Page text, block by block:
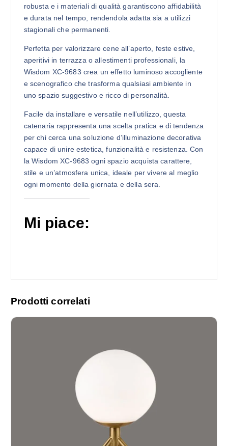
robusta e i materiali di qualità garantiscono affidabilità
e durata nel tempo, rendendola adatta sia a utilizzi
stagionali che permanenti.
Perfetta per valorizzare cene all’aperto, feste estive,
aperitivi in terrazza o allestimenti professionali, la
Wisdom XC-9683 crea un effetto luminoso accogliente
e scenografico che trasforma qualsiasi ambiente in
uno spazio suggestivo e ricco di personalità.
Facile da installare e versatile nell’utilizzo, questa
catenaria rappresenta una scelta pratica e di tendenza
per chi cerca una soluzione d’illuminazione decorativa
capace di unire estetica, funzionalità e resistenza. Con
la Wisdom XC-9683 ogni spazio acquista carattere,
stile e un’atmosfera unica, ideale per vivere al meglio
ogni momento della giornata e della sera.
Mi piace:
Prodotti correlati